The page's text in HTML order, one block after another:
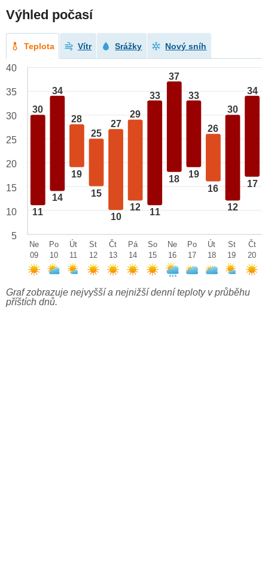
Výhled počasí
Teplota Vítr Srážky Nový sníh
30
11
34
14
28
19
25
15
27
10
29
12
33
11
37
18
33
19
26
16
30
12
34
17
40
35
30
25
20
15
10
5
Ne
09
Po
10
Út
11
St
12
Čt
13
Pá
14
So
15
Ne
16
Po
17
Út
18
St
19
Čt
20
Graf zobrazuje nejvyšší a nejnižší denní teploty v průběhu
příštích dnů.